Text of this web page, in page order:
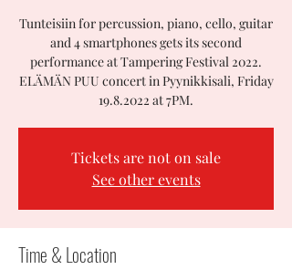
Tunteisiin for percussion, piano, cello, guitar
and 4 smartphones gets its second
performance at Tampering Festival 2022.
ELÄMÄN PUU concert in Pyynikkisali, Friday
19.8.2022 at 7PM.
Tickets are not on sale
See other events
Time & Location